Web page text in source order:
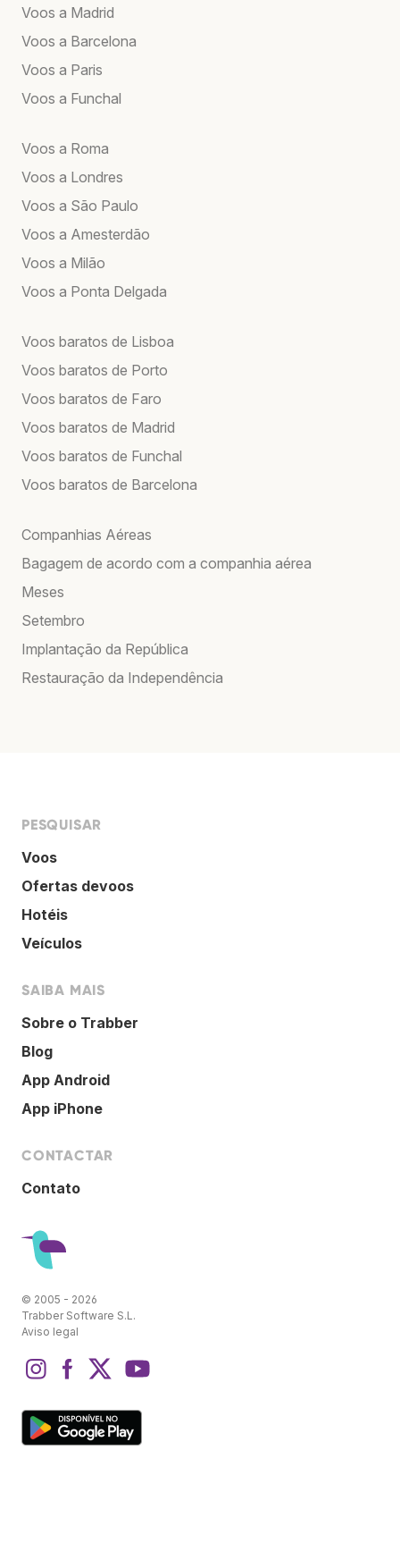
Voos a Madrid
Voos a Barcelona
Voos a Paris
Voos a Funchal
Voos a Roma
Voos a Londres
Voos a São Paulo
Voos a Amesterdão
Voos a Milão
Voos a Ponta Delgada
Voos baratos de Lisboa
Voos baratos de Porto
Voos baratos de Faro
Voos baratos de Madrid
Voos baratos de Funchal
Voos baratos de Barcelona
Companhias Aéreas
Bagagem de acordo com a companhia aérea
Meses
Setembro
Implantação da República
Restauração da Independência
PESQUISAR
Voos
Ofertas devoos
Hotéis
Veículos
SAIBA MAIS
Sobre o Trabber
Blog
App Android
App iPhone
CONTACTAR
Contato
© 2005 - 2026
Trabber Software S.L.
Aviso legal